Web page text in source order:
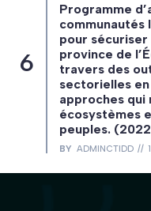
Programme
communautés
pour
province de
travers des
sectorielles
approches qui
écosystèmes
peuples.
BY ADMINCTIDD